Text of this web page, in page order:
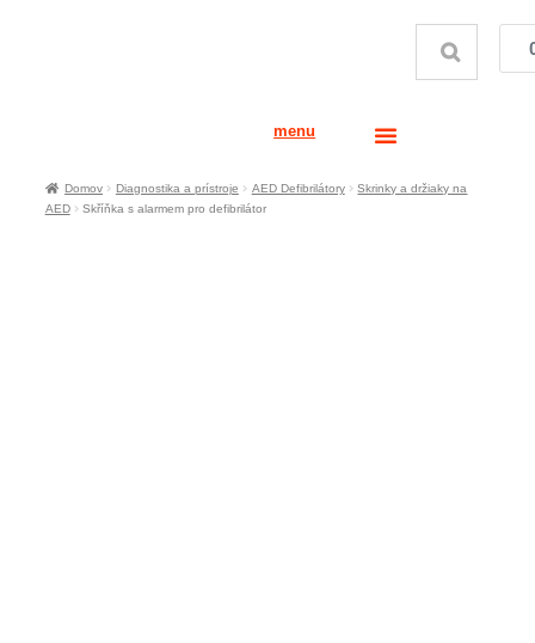
menu
Domov Diagnostika a prístroje AED Defibrilátory
Skrinky a držiaky na
AED
Skříňka s alarmem pro defibrilátor